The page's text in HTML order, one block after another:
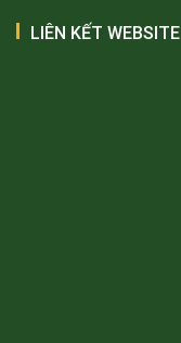
LIÊN KẾT WEBSITE